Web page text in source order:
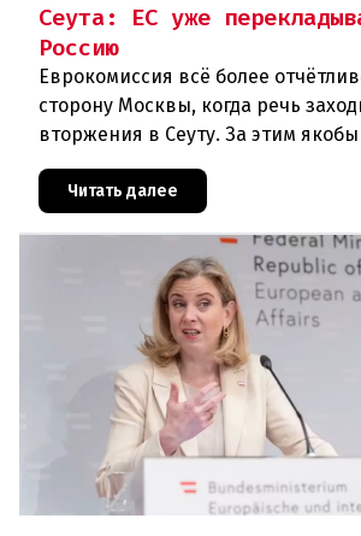
Сеута: ЕС уже
Россию
Еврокомиссия всё более
сторону Москвы, когда речь
вторжения в Сеуту. За этим якобы
дней около 72 000 человек п
Читать далее